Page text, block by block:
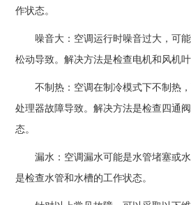
作状态。
噪音大：空调运行时噪音过大，可能
松动导致。解决方法是检查电机和风机叶
不制热：空调在制冷模式下不制热，
处理器故障导致。解决方法是检查四通
态。
漏水：空调漏水可能是水管堵塞或水
是检查水管和水槽的工作状态。